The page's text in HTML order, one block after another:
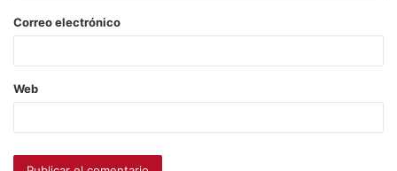
Correo electrónico
Web